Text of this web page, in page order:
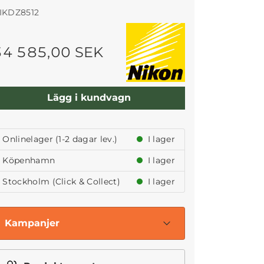
585,00 SEK
Lägg i kundvagn
Onlinelager (1-2 dagar lev.)
I lager
Köpenhamn
I lager
Stockholm (Click & Collect)
I lager
Kampanjer